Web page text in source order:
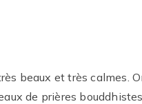
beaux et très calmes.
de prières